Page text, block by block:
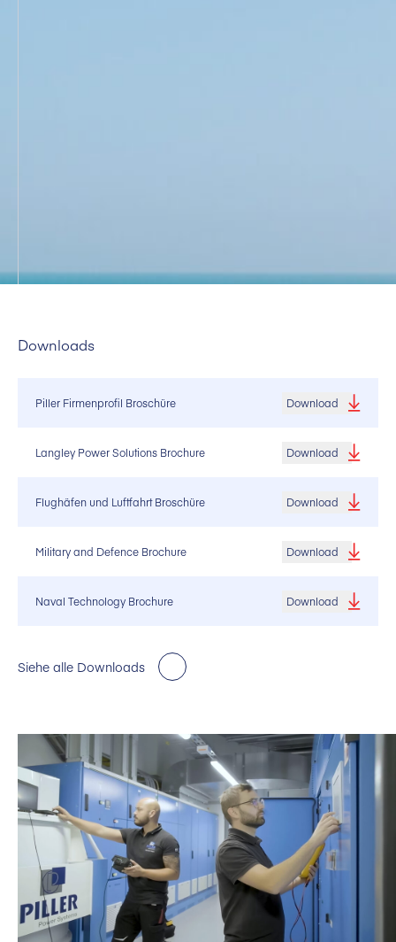
Downloads
Piller Firmenprofil Broschüre Download
Langley Power Solutions Brochure Download
Flughäfen und Luftfahrt Broschüre Download
Military and Defence Brochure Download
Naval Technology Brochure Download
Siehe alle Downloads